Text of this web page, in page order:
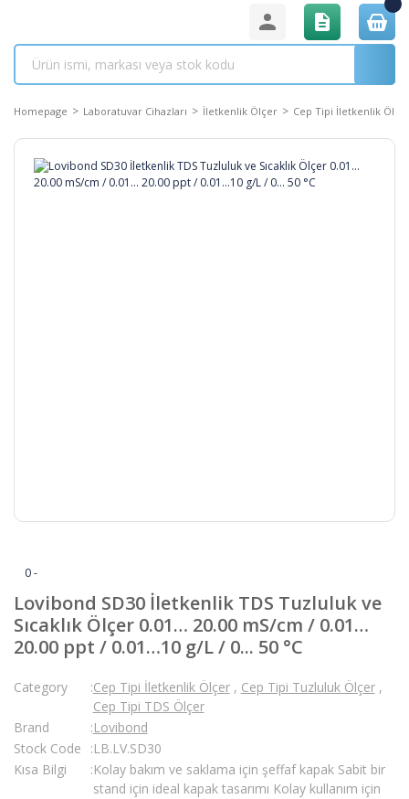
Homepage Laboratuvar Cihazları İletkenlik Ölçer Cep Tipi İletkenlik
0 -
Lovibond SD30 İletkenlik TDS Tuzluluk ve
Sıcaklık Ölçer 0.01… 20.00 mS/cm / 0.01…
20.00 ppt / 0.01…10 g/L / 0... 50 °C
Category Cep Tipi İletkenlik Ölçer , Cep Tipi Tuzluluk Ölçer ,
Cep Tipi TDS Ölçer
Brand
Lovibond
Stock Code
LB.LV.SD30
Kısa Bilgi
Kolay bakım ve saklama için şeffaf kapak Sabit bir
stand için ideal kapak tasarımı Kolay kullanım için